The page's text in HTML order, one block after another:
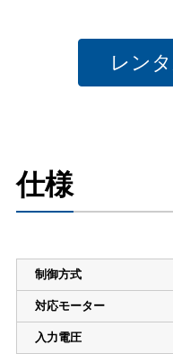
レン
仕様
制御方式
対応モーター
入力電圧